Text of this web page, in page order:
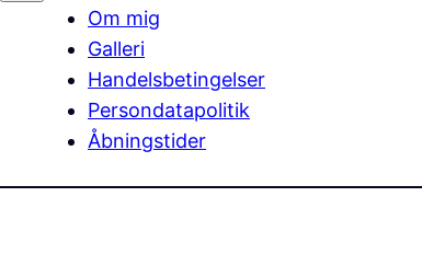
Om mig
Galleri
Handelsbetingelser
Persondatapolitik
Åbningstider